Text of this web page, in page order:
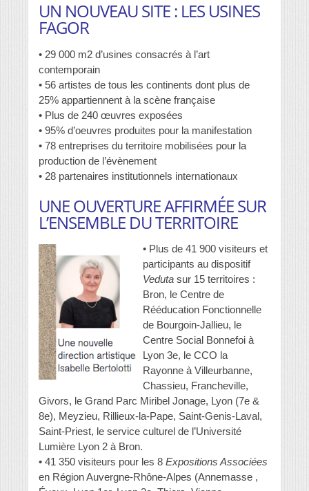
UN NOUVEAU SITE : LES USINES
FAGOR
• 29 000 m2 d’usines consacrés à l’art
contemporain
• 56 artistes de tous les continents dont plus de
25% appartiennent à la scène française
• Plus de 240 œuvres exposées
• 95% d’oeuvres produites pour la manifestation
• 78 entreprises du territoire mobilisées pour la
production de l’évènement
• 28 partenaires institutionnels internationaux
UNE OUVERTURE AFFIRMÉE SUR
L’ENSEMBLE DU TERRITOIRE
• Plus de 41 900 visiteurs et
participants au dispositif
Veduta sur 15 territoires :
Bron, le Centre de
Rééducation Fonctionnelle
de Bourgoin-Jallieu, le
Centre Social Bonnefoi à
Lyon 3e, le CCO la
Rayonne à Villeurbanne,
Chassieu, Francheville,
Givors, le Grand Parc Miribel Jonage, Lyon (7e &
8e), Meyzieu, Rillieux-la-Pape, Saint-Genis-Laval,
Saint-Priest, le service culturel de l’Université
Lumière Lyon 2 à Bron.
• 41 350 visiteurs pour les 8 Expositions Associées
en Région Auvergne-Rhône-Alpes (Annemasse ,